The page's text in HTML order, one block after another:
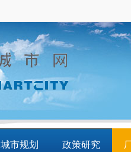
城市规划 政策研究